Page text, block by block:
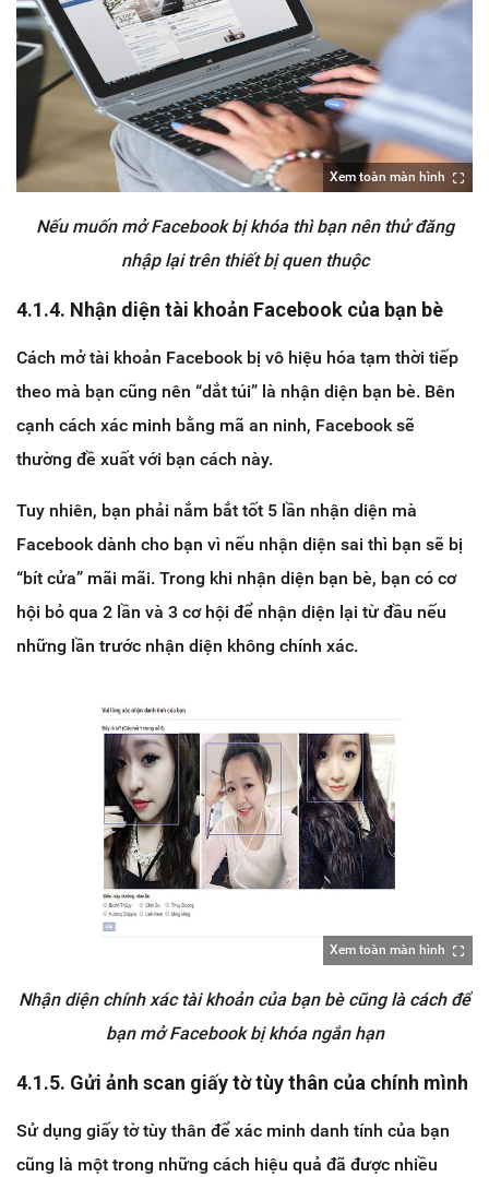
Xem toàn màn hình
Nếu muốn mở Facebook bị khóa thì bạn nên thử đăng
nhập lại trên thiết bị quen thuộc
4.1.4. Nhận diện tài khoản Facebook của bạn bè
Cách mở tài khoản Facebook bị vô hiệu hóa tạm thời tiếp
theo mà bạn cũng nên “dắt túi” là nhận diện bạn bè. Bên
cạnh cách xác minh bằng mã an ninh, Facebook sẽ
thường đề xuất với bạn cách này.
Tuy nhiên, bạn phải nắm bắt tốt 5 lần nhận diện mà
Facebook dành cho bạn vì nếu nhận diện sai thì bạn sẽ bị
“bít cửa” mãi mãi. Trong khi nhận diện bạn bè, bạn có cơ
hội bỏ qua 2 lần và 3 cơ hội để nhận diện lại từ đầu nếu
những lần trước nhận diện không chính xác.
Xem toàn màn hình
Nhận diện chính xác tài khoản của bạn bè cũng là cách để
bạn mở Facebook bị khóa ngắn hạn
4.1.5. Gửi ảnh scan giấy tờ tùy thân của chính mình
Sử dụng giấy tờ tùy thân để xác minh danh tính của bạn
cũng là một trong những cách hiệu quả đã được nhiều